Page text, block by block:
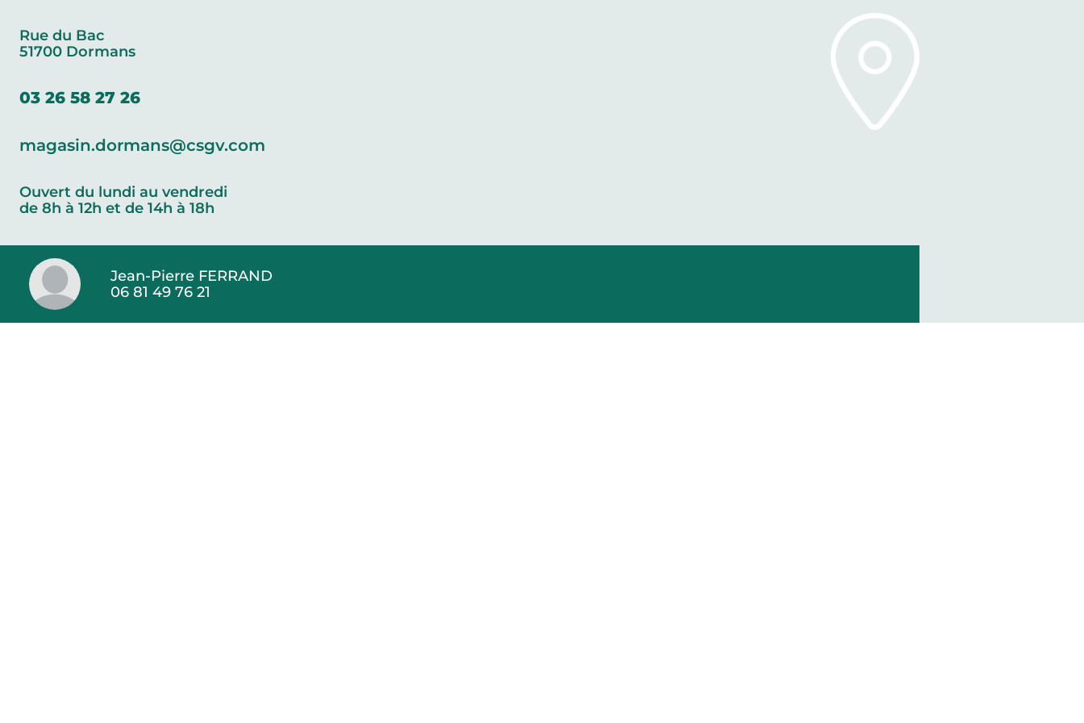
Rue du Bac
51700 Dormans
03 26 58 27 26
magasin.dormans@csgv.com
Ouvert du lundi au vendredi
de 8h à 12h et de 14h à 18h
Jean-Pierre FERRAND
06 81 49 76 21